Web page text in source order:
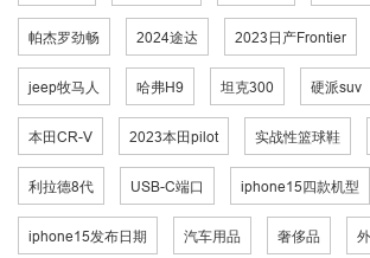
帕杰罗劲畅 2024途达 2023日产Frontier
jeep牧马人 哈弗H9 坦克300 硬派suv
本田CR-V 2023本田pilot 实战性篮球鞋
利拉德8代 USB-C端口 iphone15四款机型
iphone15发布日期 汽车用品 奢侈品